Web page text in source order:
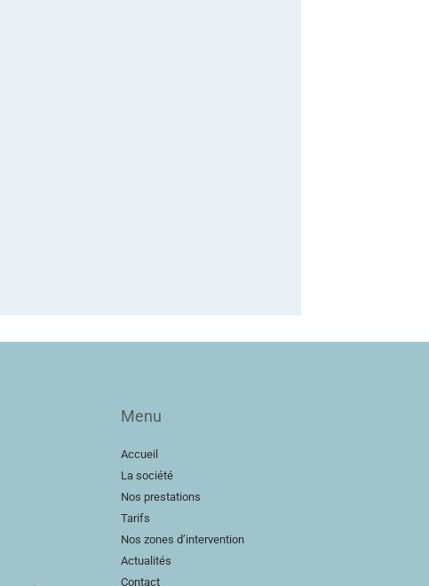
Menu
Accueil
La société
Nos prestations
Tarifs
Nos zones d’intervention
Actualités
Contact